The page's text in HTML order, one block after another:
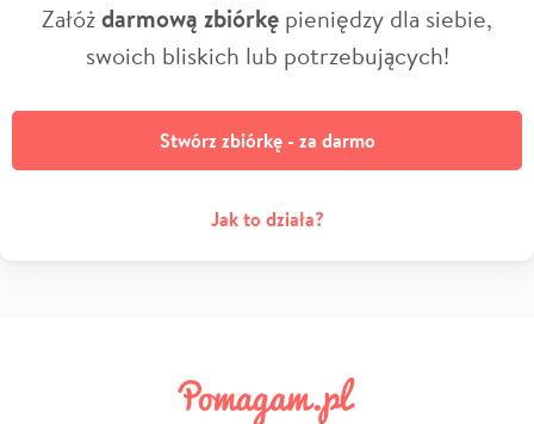
Załóżdarmową zbiórkę pieniędzy dla siebie,
swoich bliskich lub potrzebujących!
Stwórz zbiórkę - za darmo
Jak to działa?